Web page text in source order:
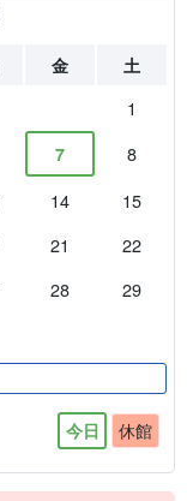
金 土
1
7
8
14
15
21
22
28
29
今日 休館